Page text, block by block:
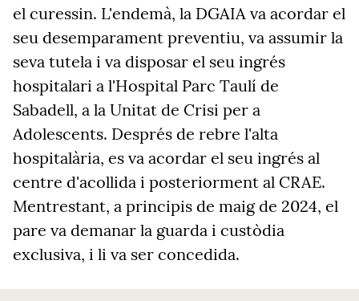
el curessin. L'endemà, la DGAIA va acordar el
seu desemparament preventiu, va assumir la
seva tutela i va disposar el seu ingrés
hospitalari a l'Hospital Parc Taulí de
Sabadell, a la Unitat de Crisi per a
Adolescents. Després de rebre l'alta
hospitalària, es va acordar el seu ingrés al
centre d'acollida i posteriorment al CRAE.
Mentrestant, a principis de maig de 2024, el
pare va demanar la guarda i custòdia
exclusiva, i li va ser concedida.